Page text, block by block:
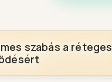
szabás a réteges